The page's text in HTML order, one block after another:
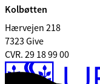
Kolbøtten
Hærvejen 218
7323 Give
CVR. 29 18 99 00